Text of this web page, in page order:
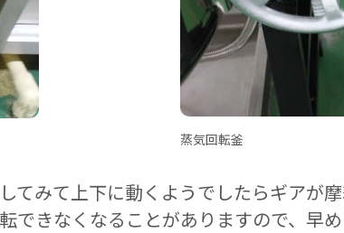
蒸気回転釜
てみて上下に動くようでしたらギアが摩
できなくなることがありますので、早め